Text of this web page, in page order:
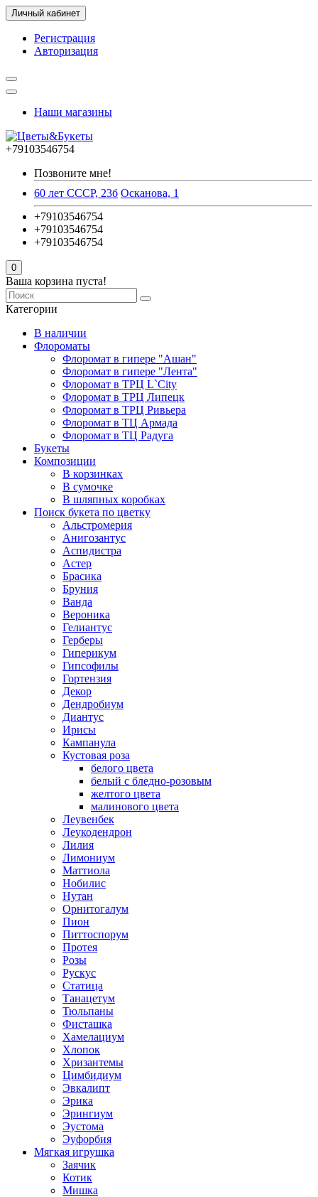
Личный кабинет
Регистрация
Авторизация
Наши магазины
+79103546754
Позвоните мне!
60 лет СССР, 23б Осканова, 1
+79103546754
+79103546754
+79103546754
0
Ваша корзина пуста!
Категории
В наличии
Флороматы
Флоромат в гипере "Ашан"
Флоромат в гипере "Лента"
Флоромат в ТРЦ L`City
Флоромат в ТРЦ Липецк
Флоромат в ТРЦ Ривьера
Флоромат в ТЦ Армада
Флоромат в ТЦ Радуга
Букеты
Композиции
В корзинках
В сумочке
В шляпных коробках
Поиск букета по цветку
Альстромерия
Анигозантус
Аспидистра
Астер
Брасика
Бруния
Ванда
Вероника
Гелиантус
Герберы
Гиперикум
Гипсофилы
Гортензия
Декор
Дендробиум
Диантус
Ирисы
Кампанула
Кустовая роза
белого цвета
белый с бледно-розовым
желтого цвета
малинового цвета
Леувенбек
Леукодендрон
Лилия
Лимониум
Маттиола
Нобилис
Нутан
Орнитогалум
Пион
Питтоспорум
Протея
Розы
Рускус
Статица
Танацетум
Тюльпаны
Фисташка
Хамелациум
Хлопок
Хризантемы
Цимбидиум
Эвкалипт
Эрика
Эрингиум
Эустома
Эуфорбия
Мягкая игрушка
Заячик
Котик
Мишка